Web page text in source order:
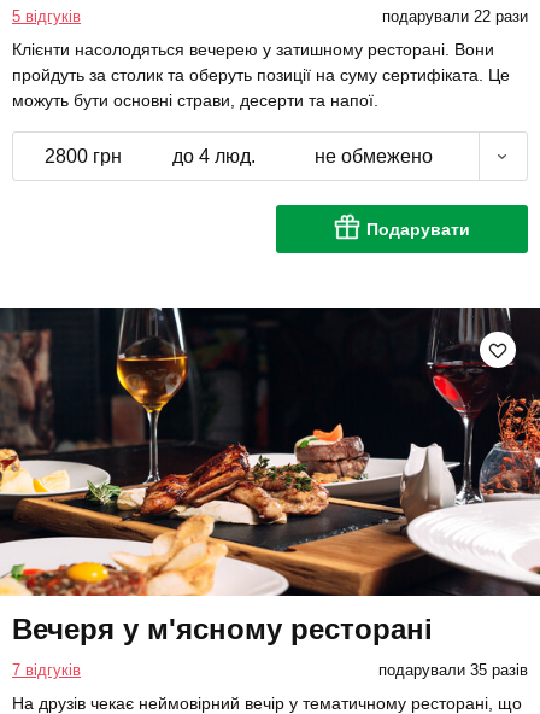
5 відгуків подарували 22 рази
Клієнти насолодяться вечерею у затишному ресторані. Вони
пройдуть за столик та оберуть позиції на суму сертифіката. Це
можуть бути основні страви, десерти та напої.
2800 грн до 4 люд. не обмежено
Подарувати
Вечеря у м'ясному ресторані
7 відгуків подарували 35 разів
На друзів чекає неймовірний вечір у тематичному ресторані, що